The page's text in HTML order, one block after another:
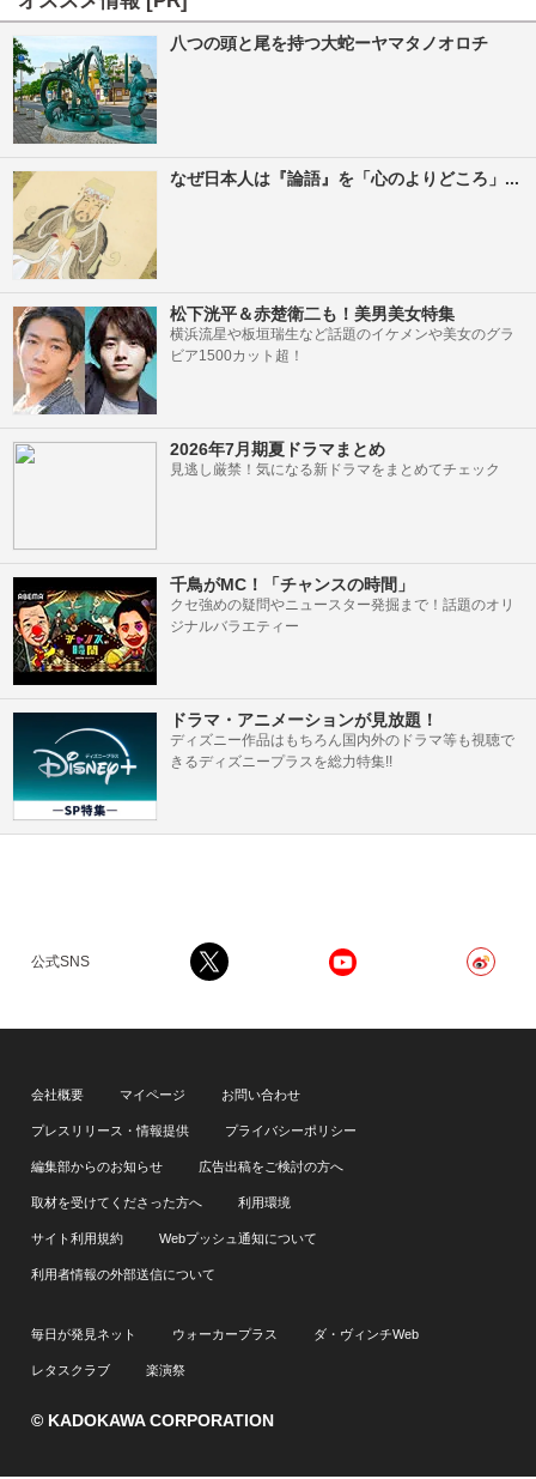
八つの頭と尾を持つ大蛇ーヤマタノオロチ
なぜ日本人は『論語』を「心のよりどころ」...
松下洸平＆赤楚衛二も！美男美女特集
横浜流星や板垣瑞生など話題のイケメンや美女のグラ
ビア1500カット超！
2026年7月期夏ドラマまとめ
見逃し厳禁！気になる新ドラマをまとめてチェック
千鳥がMC！「チャンスの時間」
クセ強めの疑問やニュースター発掘まで！話題のオリ
ジナルバラエティー
ドラマ・アニメーションが見放題！
ディズニー作品はもちろん国内外のドラマ等も視聴で
きるディズニープラスを総力特集!!
公式SNS
会社概要 マイページ お問い合わせ
プレスリリース・情報提供 プライバシーポリシー
編集部からのお知らせ 広告出稿をご検討の方へ
取材を受けてくださった方へ 利用環境
サイト利用規約 Webプッシュ通知について
利用者情報の外部送信について
毎日が発見ネット ウォーカープラス ダ・ヴィンチWeb
レタスクラブ 楽演祭
© KADOKAWA CORPORATION